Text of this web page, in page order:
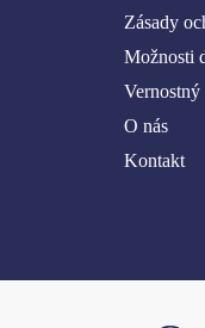
Zásady
Možnosti
O nás
Kontakt